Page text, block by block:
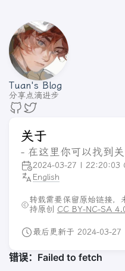
Tuan's Blog
分享点滴进步
关于
- 在这里你可以找到
2024-03-27 | 22:20:03
English
转载需要保留原始链接，
持原创 CC BY-NC-SA
最后更新于 2024-03-